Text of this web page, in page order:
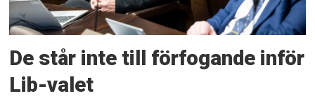
De står inte till förfogande inför
Lib-valet